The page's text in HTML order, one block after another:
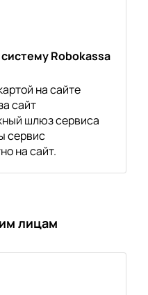
Robokassa
на сайте
сайт
шлюз сервиса
сервис
на сайт.
лицам